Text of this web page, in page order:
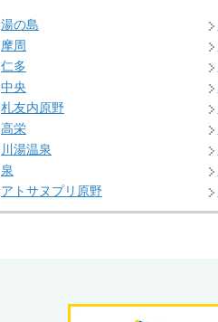
湯の島
摩周
仁多
中央
札友内原野
高栄
川湯温泉
泉
アトサヌプリ原野